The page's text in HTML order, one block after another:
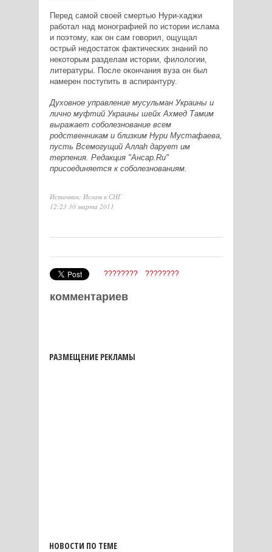
Перед самой своей смертью Нури-хаджи
работал над монографией по истории ислама
и поэтому, как он сам говорил, ощущал
острый недостаток фактических знаний по
некоторым разделам истории, филологии,
литературы. После окончания вуза он был
намерен поступить в аспирантуру.
Духовное управление мусульман Украины и
лично муфтий Украины шейх Ахмед Тамим
выражает соболезнование всем
родственникам и близким Нури Мустафаева,
пусть Всемогущий Аллаh дарует им
терпения. Редакция "Ансар.Ru"
присоединяется к соболезнованиям.
Источник: Ислам в СНГ
12:23 30 марта 2011
???????? ????????
комментариев
РАЗМЕЩЕНИЕ РЕКЛАМЫ
НОВОСТИ ПО ТЕМЕ